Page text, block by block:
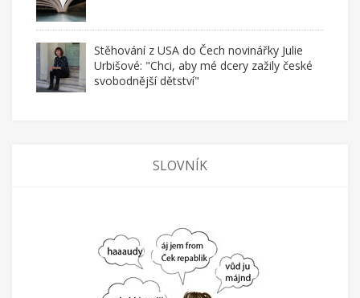
Stěhování z USA do Čech novinářky Julie
Urbišové: "Chci, aby mé dcery zažily české
svobodnější dětství"
SLOVNÍK